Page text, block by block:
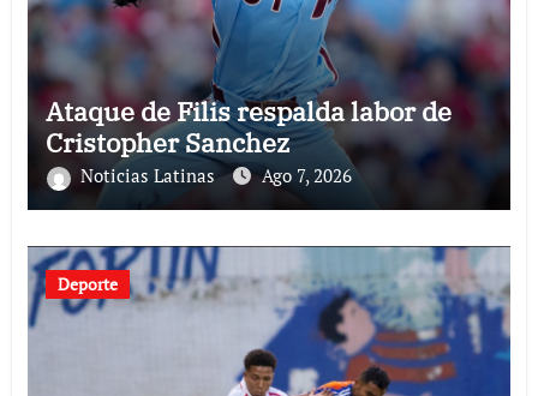
Ataque de Filis respalda labor de
Cristopher Sanchez
Noticias Latinas Ago 7, 2026
Deporte